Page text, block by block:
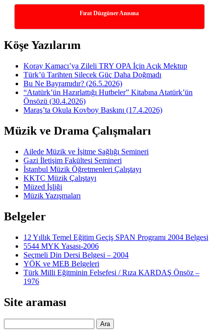
Fırat Düzgüner Anısına
Köşe Yazılarım
Koray Kamacı’ya Zileli TRY OPA İçin Açık Mektup
Türk’ü Tarihten Silecek Güç Daha Doğmadı
Bu Ne Bayramıdır? (26.5.2026)
“Atatürk’ün Hazırlattığı Hutbeler” Kitabına Atatürk’ün
Önsözü (30.4.2026)
Maraş’ta Okula Kovboy Baskını (17.4.2026)
Müzik ve Drama Çalışmaları
Ailede Müzik ve İşitme Sağlığı Semineri
Gazi İletişim Fakültesi Semineri
İstanbul Müzik Öğretmenleri Çalıştayı
KKTC Müzik Çalıştayı
Müzed İşliği
Müzik Yazışmaları
Belgeler
12 Yıllık Temel Eğitim Geçiş SPAN Programı 2004 Belgesi
5544 MYK Yasası-2006
Seçmeli Din Dersi Belgesi – 2004
YÖK ve MEB Belgeleri
Türk Milli Eğitminin Felsefesi / Rıza KARDAŞ Önsöz –
1976
Site araması